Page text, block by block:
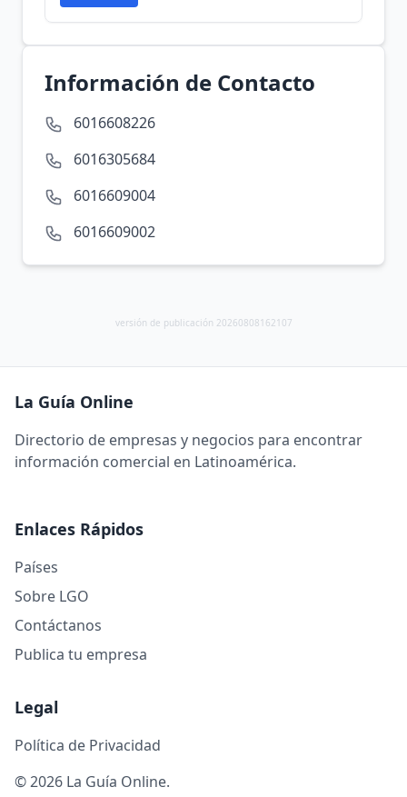
Información de Contacto
6016608226
6016305684
6016609004
6016609002
versión de publicación 20260808162107
La Guía Online
Directorio de empresas y negocios para encontrar
información comercial en Latinoamérica.
Enlaces Rápidos
Países
Sobre LGO
Contáctanos
Publica tu empresa
Legal
Política de Privacidad
© 2026 La Guía Online.